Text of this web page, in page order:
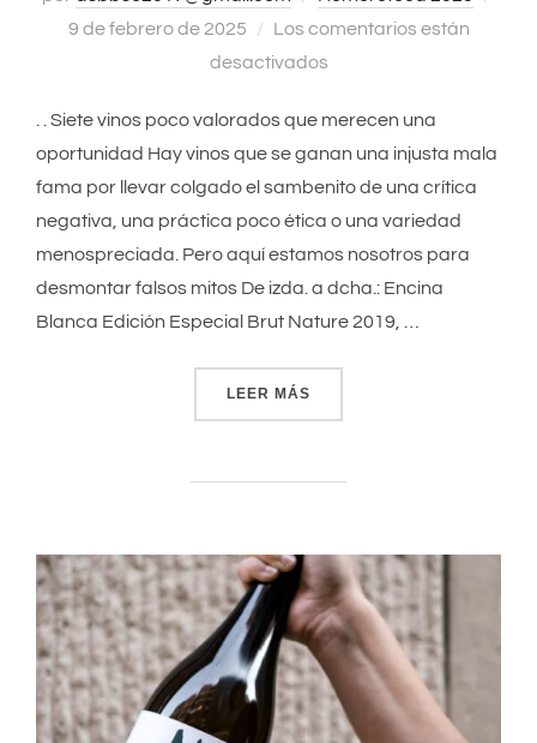
9 de febrero de 2025
Los comentarios están
desactivados
. . Siete vinos poco valorados que merecen una
oportunidad Hay vinos que se ganan una injusta mala
fama por llevar colgado el sambenito de una crítica
negativa, una práctica poco ética o una variedad
menospreciada. Pero aquí estamos nosotros para
desmontar falsos mitos De izda. a dcha.: Encina
Blanca Edición Especial Brut Nature 2019, …
LEER MÁS